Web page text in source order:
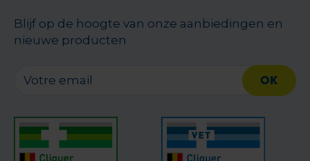
Blijf op de hoogte van onze aanbiedingen en
nieuwe producten
OK